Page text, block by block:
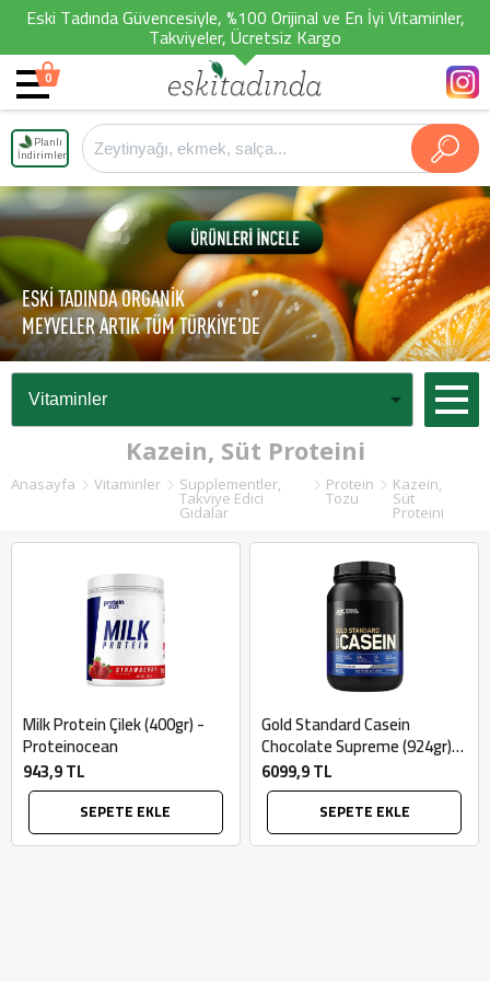
Eski Tadında Güvencesiyle, %100 Orijinal ve En İyi Vitaminler,
Takviyeler, Ücretsiz Kargo
0
Planlı
İndirimler
ESKİ TADINDA ORGANİK
MEYVELER ARTIK TÜM TÜRKİYE'DE
Kazein, Süt Proteini
Anasayfa Vitaminler Supplementler,
Takviye Edici
Gıdalar
Protein
Tozu
Kazein,
Süt
Proteini
Milk Protein Çilek (400gr) -
Proteinocean
943,9 TL
SEPETE EKLE
Gold Standard Casein
Chocolate Supreme (924gr) -
Optimum Nutrition
6099,9 TL
SEPETE EKLE